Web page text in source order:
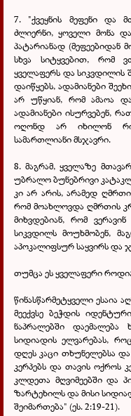
7. "ქვეყნის მეფენი და
ძლიერნი, ყოველი მონა
პატარიანად
სხვა სიტყვებით, რომ
ყველაფერს და სიკვდილის
დაიწყებს, ადამიანები
არ უწყიან, რომ ამაოა
ადამიანები ისურვებენ,
ოღონდ არ იხილონ
სამართლიანი მსჯავრი.
8. მაგრამ, ყველაზე
უბრალო ბუნებრივი
კი არ არის, არამედ
რომ მოახლოვდა ღმრთის
მიხვდებიან, რომ
სიკვდილს მოუხმობენ,
აპოკალიფსურ საყვირს და
თუმცა ეს ყველაფერი
წინასწარმეტყველი
მეექვსე ბეჭდის
ნაპრალებში
სიდიადის ელვარებას,
დღეს კაცი თხუნელებსა
კერპებს და თავის ოქროს
კლდეთა მღვიმეებში და
ზარტეხილს და მისი
შეიმართება" (ეს. 2:19-21).